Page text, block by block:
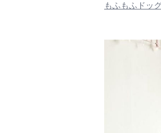
もふもふドッ